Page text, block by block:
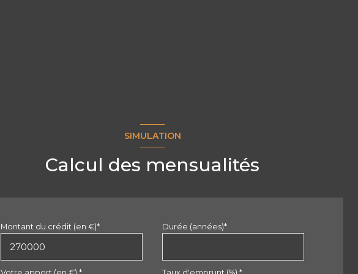
SIMULATION
Calcul des mensualités
Montant du crédit (en €)* Durée (années)*